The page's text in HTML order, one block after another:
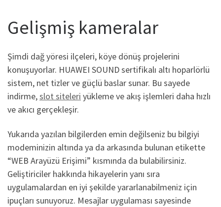
Gelişmiş kameralar
Şimdi dağ yöresi ilçeleri, köye dönüş projelerini
konuşuyorlar. HUAWEI SOUND sertifikalı altı hoparlörlü
sistem, net tizler ve güçlü baslar sunar. Bu sayede
indirme,slot siteleri yükleme ve akış işlemleri daha hızlı
ve akıcı gerçekleşir.
Yukarıda yazılan bilgilerden emin değilseniz bu bilgiyi
modeminizin altında ya da arkasında bulunan etikette
“WEB Arayüzü Erişimi” kısmında da bulabilirsiniz.
Geliştiriciler hakkında hikayelerin yanı sıra
uygulamalardan en iyi şekilde yararlanabilmeniz için
ipuçları sunuyoruz. Mesajlar uygulaması sayesinde